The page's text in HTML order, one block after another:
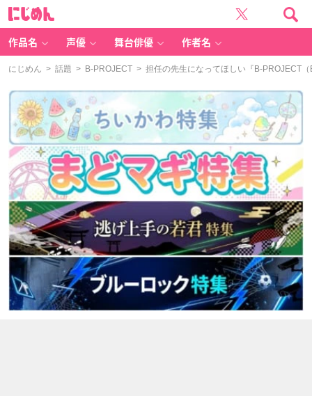
作品名 声優 舞台俳優 作者名
にじめん > 話題 > B-PROJECT > 担任の先生になってほしい『B-PROJECT